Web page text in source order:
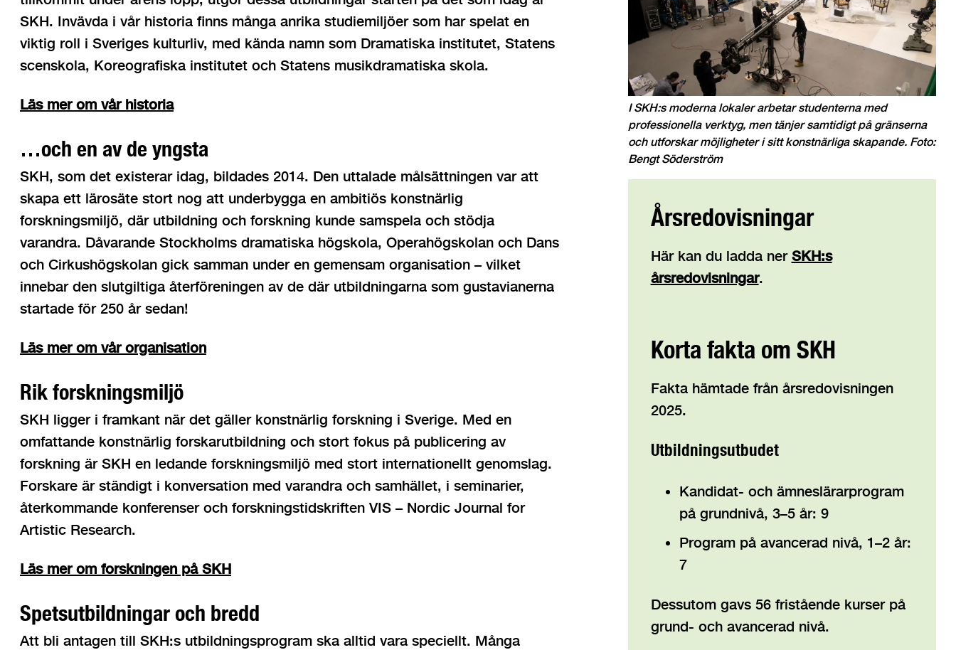
SKH. Invävda i vår historia finns många anrika studiemiljöer som har spelat en
viktig roll i Sveriges kulturliv, med kända namn som Dramatiska institutet, Statens
scenskola, Koreografiska institutet och Statens musikdramatiska skola.
Läs mer om vår historia
…och en av de yngsta
SKH, som det existerar idag, bildades 2014. Den uttalade målsättningen var att
skapa ett lärosäte stort nog att underbygga en ambitiös konstnärlig
forskningsmiljö, där utbildning och forskning kunde samspela och stödja
varandra. Dåvarande Stockholms dramatiska högskola, Operahögskolan och Dans
och Cirkushögskolan gick samman under en gemensam organisation – vilket
innebar den slutgiltiga återföreningen av de där utbildningarna som gustavianerna
startade för 250 år sedan!
Läs mer om vår organisation
Rik forskningsmiljö
SKH ligger i framkant när det gäller konstnärlig forskning i Sverige. Med en
omfattande konstnärlig forskarutbildning och stort fokus på publicering av
forskning är SKH en ledande forskningsmiljö med stort internationellt genomslag.
Forskare är ständigt i konversation med varandra och samhället, i seminarier,
återkommande konferenser och forskningstidskriften VIS – Nordic Journal for
Artistic Research.
Läs mer om forskningen på SKH
Spetsutbildningar och bredd
Att bli antagen till SKH:s utbildningsprogram ska alltid vara speciellt. Många
I SKH:s moderna lokaler arbetar studenterna med
professionella verktyg, men tänjer samtidigt på gränserna
och utforskar möjligheter i sitt konstnärliga skapande. Foto:
Bengt Söderström
Årsredovisningar
Här kan du ladda ner SKH:s
årsredovisningar.
Korta fakta om SKH
Fakta hämtade från årsredovisningen
2025.
Utbildningsutbudet
Kandidat- och ämneslärarprogram
på grundnivå, 3–5 år: 9
Program på avancerad nivå, 1–2 år:
7
Dessutom gavs 56 fristående kurser på
grund- och avancerad nivå.